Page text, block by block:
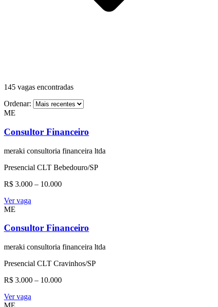
145 vagas encontradas
Ordenar:
ME
Consultor Financeiro
meraki consultoria financeira ltda
Presencial CLT Bebedouro/SP
R$ 3.000 – 10.000
Ver vaga
ME
Consultor Financeiro
meraki consultoria financeira ltda
Presencial CLT Cravinhos/SP
R$ 3.000 – 10.000
Ver vaga